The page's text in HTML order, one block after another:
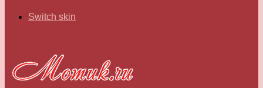
Switch skin